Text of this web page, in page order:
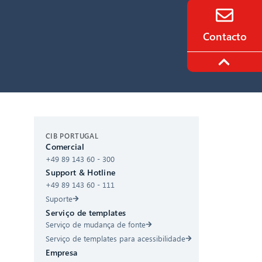
CIB PORTUGAL
Comercial
+49 89 143 60 - 300
Support & Hotline
+49 89 143 60 - 111
Suporte
Serviço de templates
Serviço de mudança de fonte
Serviço de templates para acessibilidade
Empresa
Olá! O que posso fazer por si?
Contacto